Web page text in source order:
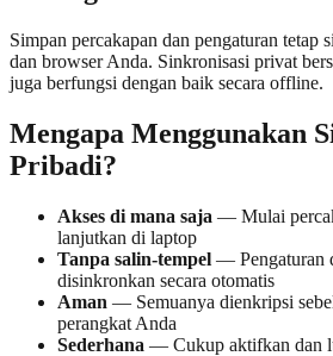
Simpan percakapan dan pengaturan tetap
dan browser Anda. Sinkronisasi privat
juga berfungsi dengan baik secara offline.
Mengapa Menggunakan
Pribadi?
Akses di mana saja — Mulai
lanjutkan di laptop
Tanpa salin-tempel — Pengaturan
disinkronkan secara otomatis
Aman — Semuanya dienkripsi
perangkat Anda
Sederhana — Cukup aktifkan dan